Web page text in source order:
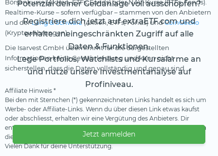
Potenzial deiner Geldanlage voll ausschöpfen?
Registriere dich jetzt auf extraETF.com und
erhalte uneingeschränkten Zugriff auf alle
Daten & Funktionen.
Lege Portfolios, Watchlists und Kursalarme an
und nutze unsere Investmentanalyse auf
Profiniveau.
Jetzt anmelden
Börsenkurse (Aktien, ETFs, Fonds) oder NAV-Kurse (ETFs, Fonds).
Realtime-Kurse – sofern verfügbar – stammen von den Anbietern
und derLang & Schwarz(Aktien, ETFs, Fonds) undCoinGecko
(Kryptowährungen).
Die Isarvest GmbH übernimmt für die dargestellten
Informationen keine Gewährleistung und kann nicht
sicherstellen, dass die Daten vollständig und genau sind.
Affiliate Hinweis *
Bei den mit Sternchen (*) gekennzeichneten Links handelt es sich um
Werbe- oder Affiliate-Links. Wenn du über diesen Link etwas kaufst
oder abschliesst, erhalten wir eine Vergütung des Anbieters. Dir
entstehen dadurch keine Nachteile oder Mehrkosten. Wir verwenden
diese Einnahmen, um unser kostenfreies Angebot zu finanzieren.
Vielen Dank für deine Unterstützung.